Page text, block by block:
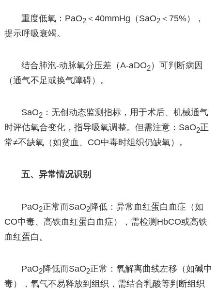
重度低氧：PaO2 ＜40mmHg（SaO2 ＜75%），
提示呼吸衰竭。
结合肺泡-动脉氧分压差（A-aDO2）可判断病因
（通气不足或换气障碍）。
SaO2 ：无创动态监测指标，用于术后、机械通气
时评估氧合变化，指导吸氧调整。但需注意：SaO2正
常≠不缺氧（如贫血、CO中毒时组织仍缺氧）。
五、异常情况识别
PaO2正常而SaO2降低：异常血红蛋白血症（如
CO中毒、高铁血红蛋白血症），需检测HbCO或高铁
血红蛋白。
PaO2降低而SaO2正常：氧解离曲线左移（如碱中
毒），氧气不易释放到组织，需结合乳酸等判断组织